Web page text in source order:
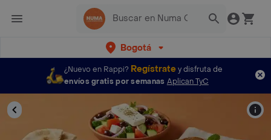
Bogotá
¿Nuevo en Rappi? Regístratey disfruta de
envíos gratis por semanas Aplican TyC